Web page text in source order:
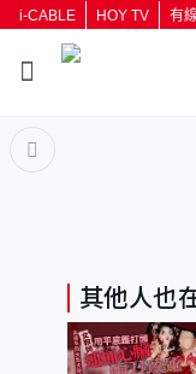
i-CABLE HOY TV 有
其他人也